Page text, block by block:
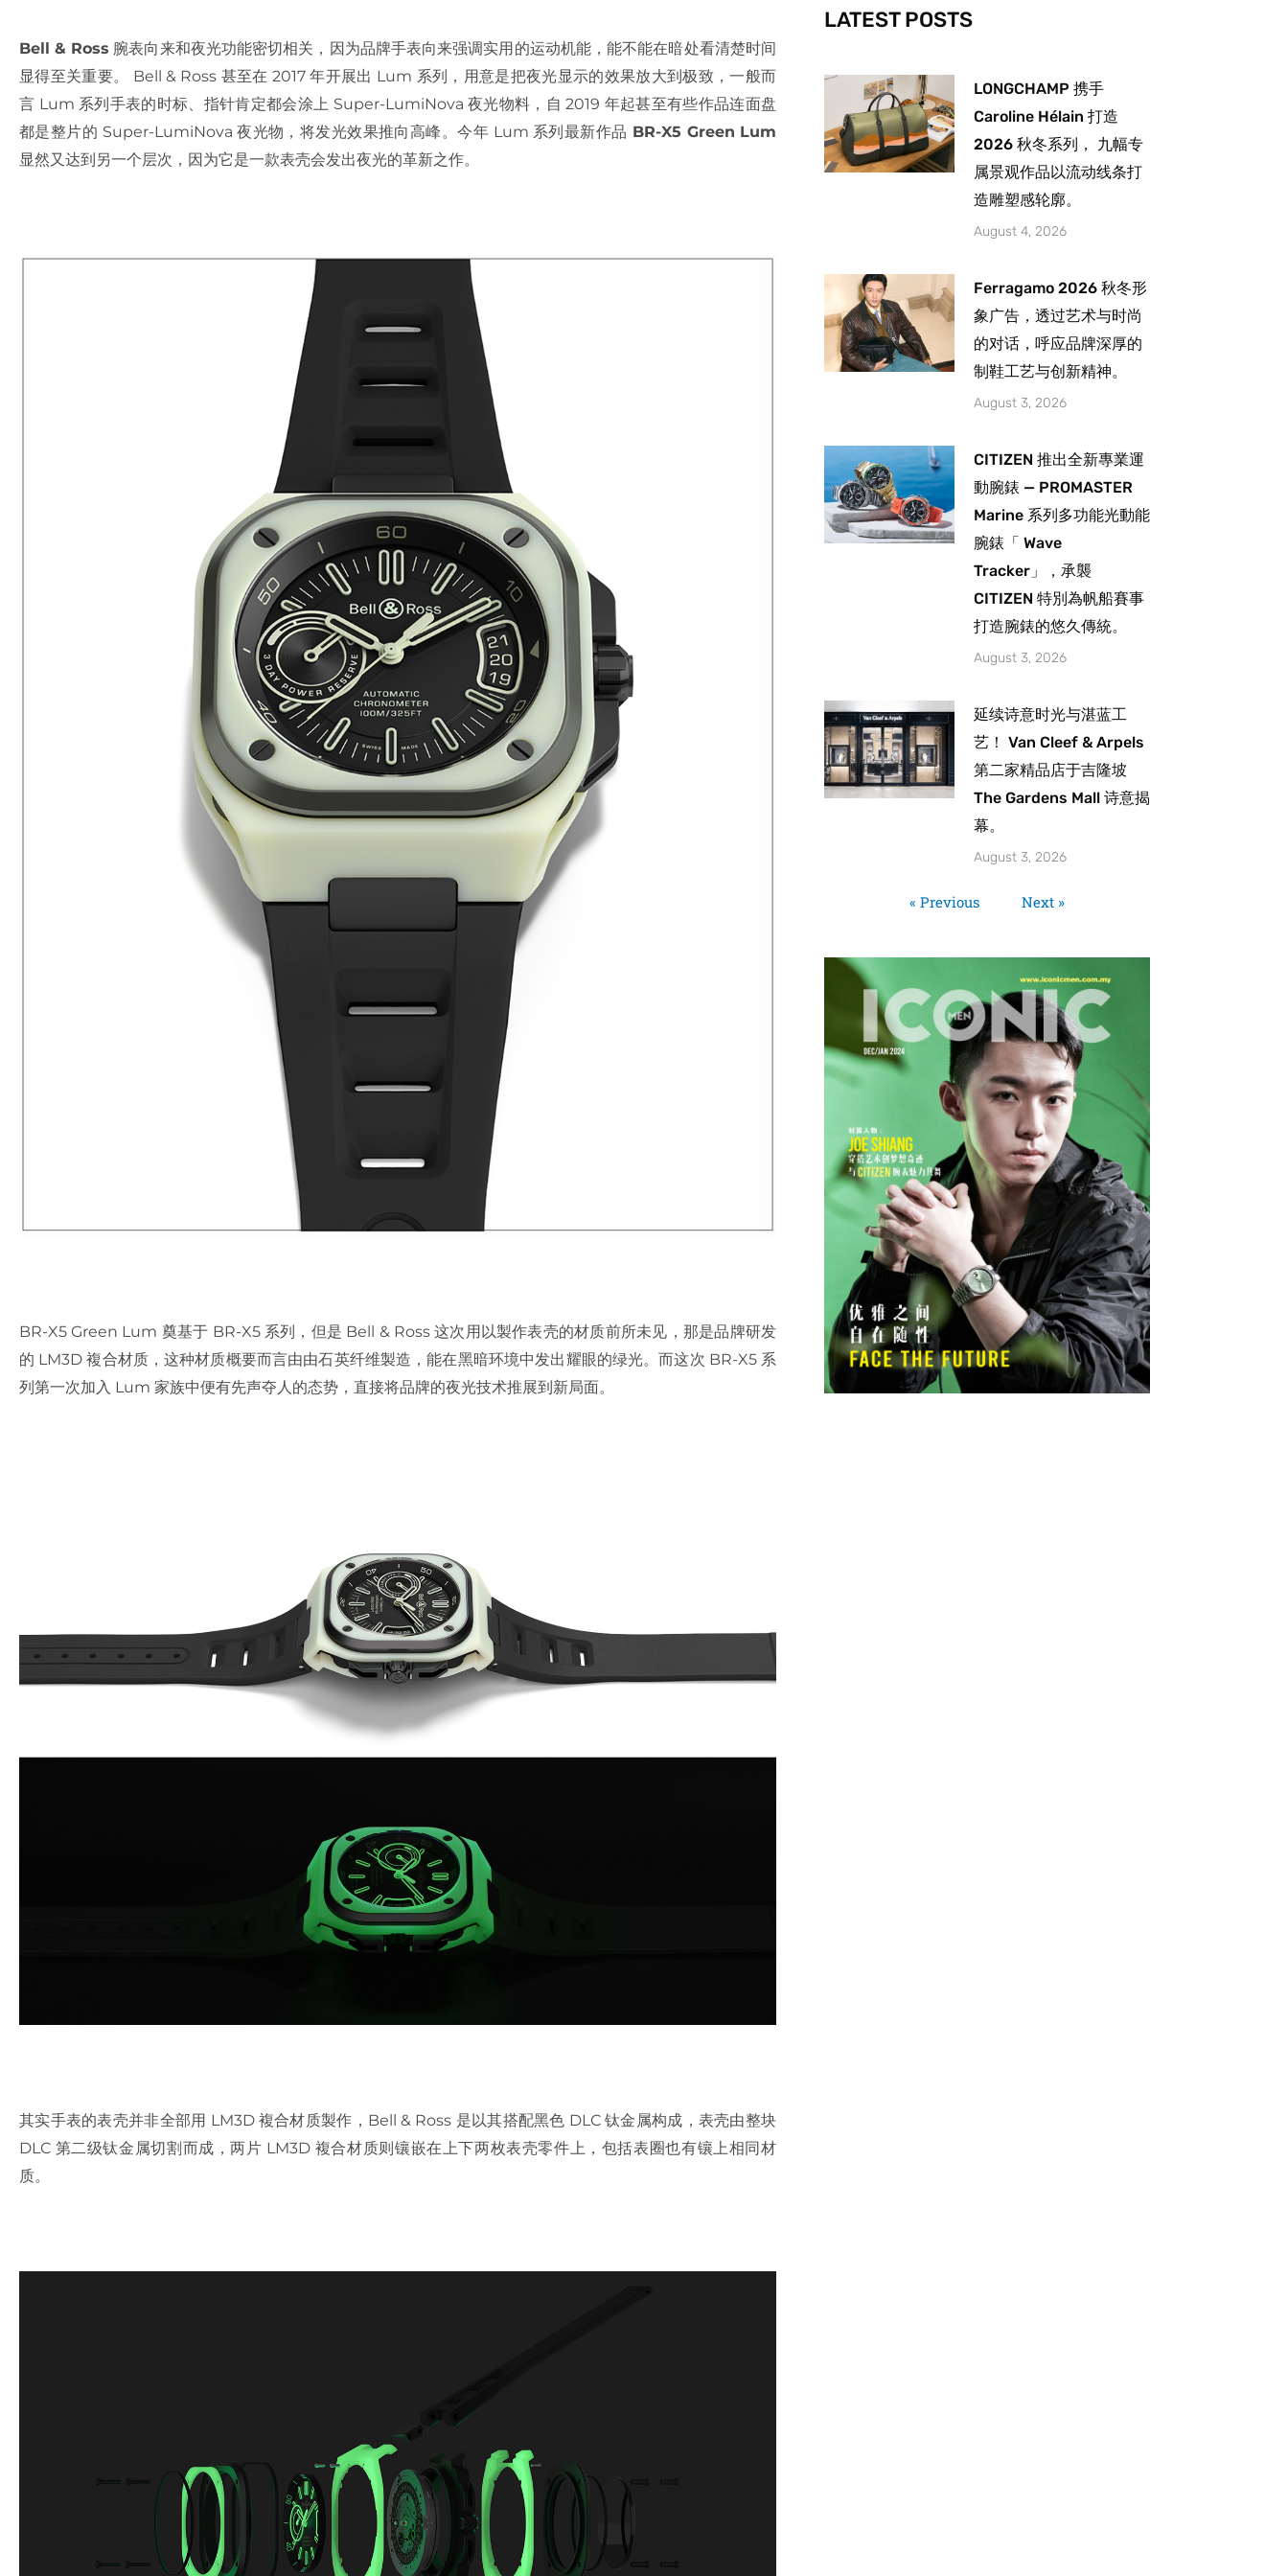
Bell & Ross 腕表向来和夜光功能密切相关，因为品牌手表向来强调实用的运动机能，能不能在暗处看清楚时间
显得至关重要。 Bell & Ross 甚至在 2017 年开展出 Lum 系列，用意是把夜光显示的效果放大到极致，一般而
言 Lum 系列手表的时标、指针肯定都会涂上 Super-LumiNova 夜光物料，自 2019 年起甚至有些作品连面盘
都是整片的 Super-LumiNova 夜光物，将发光效果推向高峰。今年 Lum 系列最新作品 BR-X5 Green Lum
显然又达到另一个层次，因为它是一款表壳会发出夜光的革新之作。
BR-X5 Green Lum 奠基于 BR-X5 系列，但是 Bell & Ross 这次用以製作表壳的材质前所未见，那是品牌研发
的 LM3D 複合材质，这种材质概要而言由由石英纤维製造，能在黑暗环境中发出耀眼的绿光。而这次 BR-X5 系
列第一次加入 Lum 家族中便有先声夺人的态势，直接将品牌的夜光技术推展到新局面。
其实手表的表壳并非全部用 LM3D 複合材质製作，Bell & Ross 是以其搭配黑色 DLC 钛金属构成，表壳由整块
DLC 第二级钛金属切割而成，两片 LM3D 複合材质则镶嵌在上下两枚表壳零件上，包括表圈也有镶上相同材
质。
-
f
m
LATEST POSTS
LONGCHAMP 携手
Caroline Hélain 打造
2026 秋冬系列， 九幅专
属景观作品以流动线条打
造雕塑感轮廓。
August 4, 2026
Ferragamo 2026 秋冬形
象广告，透过艺术与时尚
的对话，呼应品牌深厚的
制鞋工艺与创新精神。
August 3, 2026
CITIZEN 推出全新專業運
動腕錶 — PROMASTER
Marine 系列多功能光動能
腕錶「 Wave
Tracker」，承襲
CITIZEN 特別為帆船賽事
打造腕錶的悠久傳統。
August 3, 2026
延续诗意时光与湛蓝工
艺！ Van Cleef & Arpels
第二家精品店于吉隆坡
The Gardens Mall 诗意揭
幕。
August 3, 2026
« Previous Next »